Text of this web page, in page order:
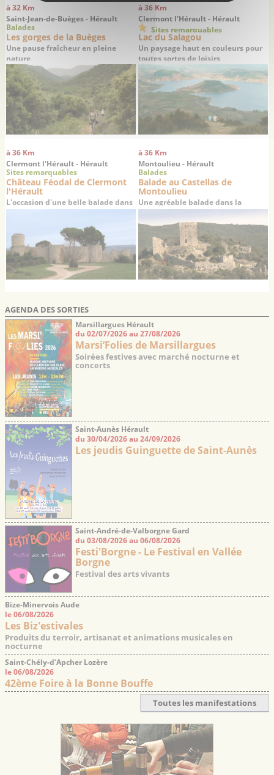
à 32 Km
Saint-Jean-de-Buèges - Hérault
Balades
Les gorges de la Buèges
Une pause fraîcheur en pleine
nature
à 36 Km
Clermont l'Hérault - Hérault
Sites remarquables
Lac du Salagou
Un paysage haut en couleurs pour
toutes sortes de loisirs
à 36 Km
Clermont l'Hérault - Hérault
Sites remarquables
Château Féodal de Clermont
l'Hérault
L'occasion d'une belle balade dans
la vallée de l'Hérault
à 36 Km
Montoulieu - Hérault
Balades
Balade au Castellas de
Montoulieu
Une agréable balade dans la
garrigue à la découverte des ruines
d’un château médiéval du 12ème
AGENDA DES SORTIES
Marsillargues Hérault
du 02/07/2026 au 27/08/2026
Marsi’Folies de Marsillargues
Soirées festives avec marché nocturne et
concerts
Saint-Aunès Hérault
du 30/04/2026 au 24/09/2026
Les jeudis Guinguette de Saint-Aunès
Saint-André-de-Valborgne Gard
du 03/08/2026 au 06/08/2026
Festi'Borgne - Le Festival en Vallée
Borgne
Festival des arts vivants
Bize-Minervois Aude
le 06/08/2026
Les Biz'estivales
Produits du terroir, artisanat et animations musicales en
nocturne
Saint-Chély-d’Apcher Lozère
le 06/08/2026
42ème Foire à la Bonne Bouffe
Toutes les manifestations